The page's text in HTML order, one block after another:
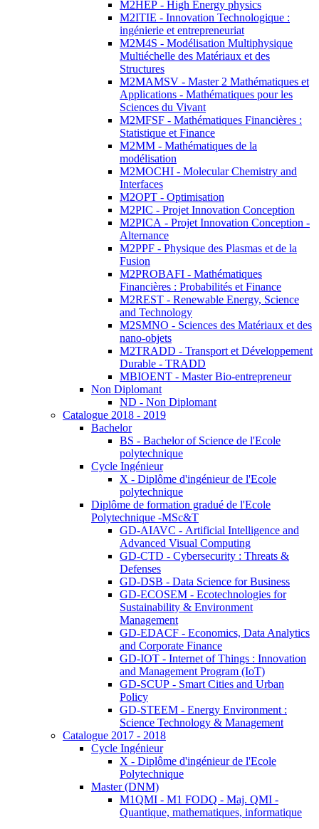
M2HEP - High Energy physics
M2ITIE - Innovation Technologique :
ingénierie et entrepreneuriat
M2M4S - Modélisation Multiphysique
Multiéchelle des Matériaux et des
Structures
M2MAMSV - Master 2 Mathématiques et
Applications - Mathématiques pour les
Sciences du Vivant
M2MFSF - Mathématiques Financières :
Statistique et Finance
M2MM - Mathématiques de la
modélisation
M2MOCHI - Molecular Chemistry and
Interfaces
M2OPT - Optimisation
M2PIC - Projet Innovation Conception
M2PICA - Projet Innovation Conception -
Alternance
M2PPF - Physique des Plasmas et de la
Fusion
M2PROBAFI - Mathématiques
Financières : Probabilités et Finance
M2REST - Renewable Energy, Science
and Technology
M2SMNO - Sciences des Matériaux et des
nano-objets
M2TRADD - Transport et Développement
Durable - TRADD
MBIOENT - Master Bio-entrepreneur
Non Diplomant
ND - Non Diplomant
Catalogue 2018 - 2019
Bachelor
BS - Bachelor of Science de l'Ecole
polytechnique
Cycle Ingénieur
X - Diplôme d'ingénieur de l'Ecole
polytechnique
Diplôme de formation gradué de l'Ecole
Polytechnique -MSc&T
GD-AIAVC - Artificial Intelligence and
Advanced Visual Computing
GD-CTD - Cybersecurity : Threats &
Defenses
GD-DSB - Data Science for Business
GD-ECOSEM - Ecotechnologies for
Sustainability & Environment
Management
GD-EDACF - Economics, Data Analytics
and Corporate Finance
GD-IOT - Internet of Things : Innovation
and Management Program (IoT)
GD-SCUP - Smart Cities and Urban
Policy
GD-STEEM - Energy Environment :
Science Technology & Management
Catalogue 2017 - 2018
Cycle Ingénieur
X - Diplôme d'ingénieur de l'Ecole
Polytechnique
Master (DNM)
M1QMI - M1 FODQ - Maj. QMI -
Quantique, mathematiques, informatique